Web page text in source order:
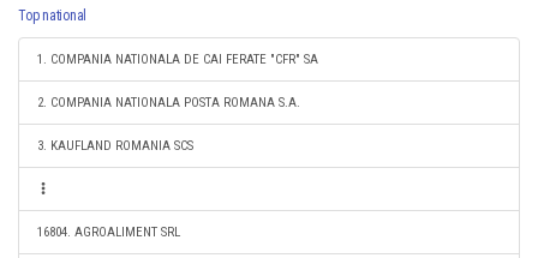
Top national
1. COMPANIA NATIONALA DE CAI FERATE "CFR" SA
2. COMPANIA NATIONALA POSTA ROMANA S.A.
3. KAUFLAND ROMANIA SCS
16804. AGROALIMENT SRL